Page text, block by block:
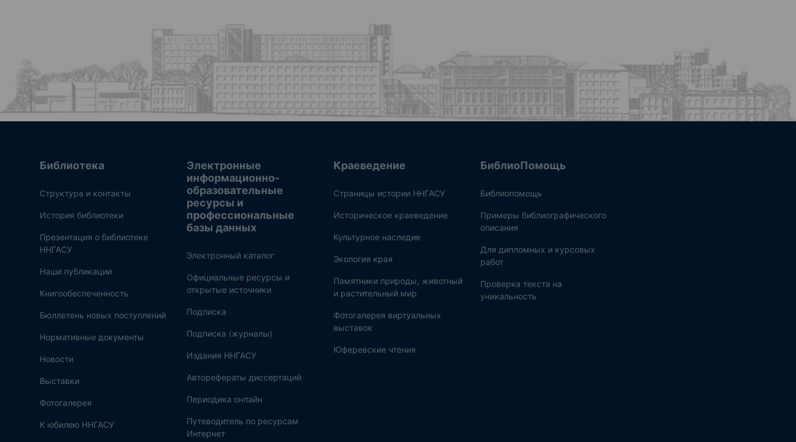
Библиотека
Структура и контакты
История библиотеки
Презентация о библиотеке
ННГАСУ
Наши публикации
Книгообеспеченность
Бюллетень новых поступлений
Нормативные документы
Новости
Выставки
Фотогалерея
К юбилею ННГАСУ
Электронные
информационно-
образовательные
ресурсы и
профессиональные
базы данных
Электронный каталог
Официальные ресурсы и
открытые источники
Подписка
Подписка (журналы)
Издания ННГАСУ
Авторефераты диссертаций
Периодика онлайн
Путеводитель по ресурсам
Интернет
Краеведение
Страницы истории ННГАСУ
Историческое краеведение
Культурное наследие
Экология края
Памятники природы, животный
и растительный мир
Фотогалерея виртуальных
выставок
Юферевские чтения
БиблиоПомощь
Библиопомощь
Примеры библиографического
описания
Для дипломных и курсовых
работ
Проверка текста на
уникальность